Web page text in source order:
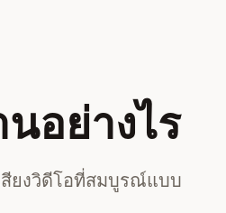
อย่างไร
ยงวิดีโอที่สมบูรณ์แบบ